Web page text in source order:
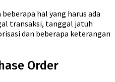
hal yang harus ada
transaksi, tanggal jatuh
dan beberapa keterangan
Order